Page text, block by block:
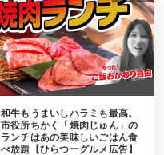
和牛もうまいしハラミも最高。
市役所ちかく「焼肉じゅん」の
ランチはあの美味しいごはん食
べ放題【ひらつーグルメ広告】